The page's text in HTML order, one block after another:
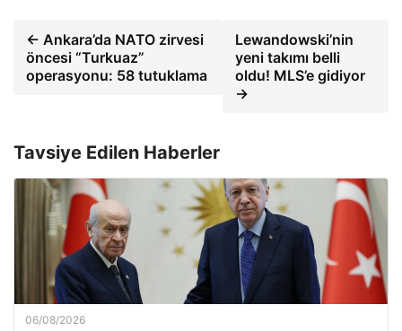
← Ankara’da NATO zirvesi
öncesi “Turkuaz”
operasyonu: 58 tutuklama
Lewandowski’nin
yeni takımı belli
oldu! MLS’e gidiyor
→
Tavsiye Edilen Haberler
06/08/2026